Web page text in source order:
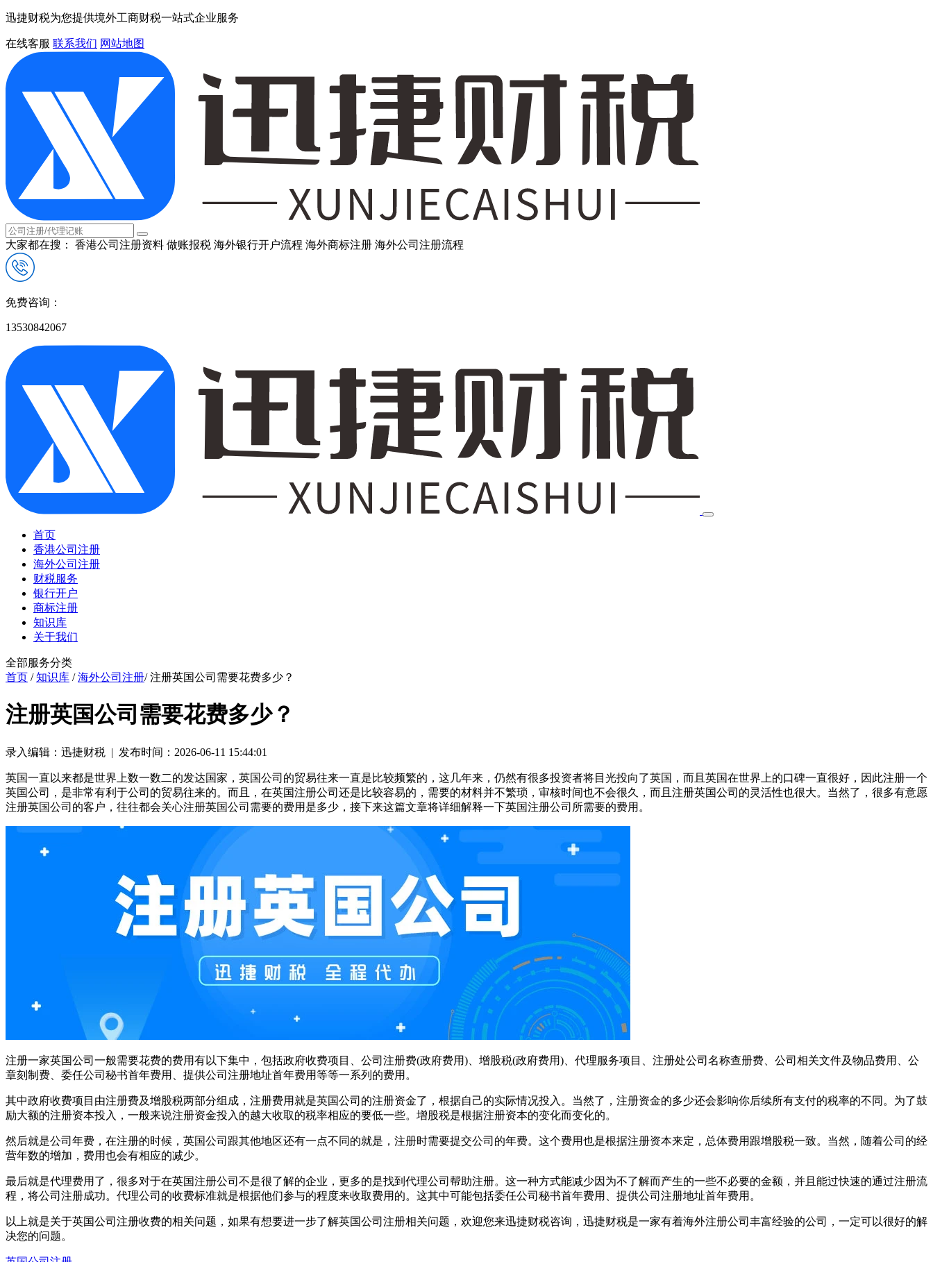
迅捷财税为您提供境外工商财税一站式企业服务
在线客服 联系我们 网站地图
大家都在搜： 香港公司注册资料 做账报税 海外银行开户流程 海外商标注册 海外公司注册流程
免费咨询：
13530842067
首页
香港公司注册
海外公司注册
财税服务
银行开户
商标注册
知识库
关于我们
全部服务分类
首页 /知识库 /海外公司注册/ 注册英国公司需要花费多少？
注册英国公司需要花费多少？
录入编辑：迅捷财税 | 发布时间：2026-06-11 15:44:01
英国一直以来都是世界上数一数二的发达国家，英国公司的贸易往来一直是比较频繁的，这几年来，仍然有很多投资者将目光投向了英国，而且英国在世界上的口碑一直很好，因此注册一个
英国公司，是非常有利于公司的贸易往来的。而且，在英国注册公司还是比较容易的，需要的材料并不繁琐，审核时间也不会很久，而且注册英国公司的灵活性也很大。当然了，很多有意愿
注册英国公司的客户，往往都会关心注册英国公司需要的费用是多少，接下来这篇文章将详细解释一下英国注册公司所需要的费用。
注册一家英国公司一般需要花费的费用有以下集中，包括政府收费项目、公司注册费(政府费用)、增股税(政府费用)、代理服务项目、注册处公司名称查册费、公司相关文件及物品费用、公
章刻制费、委任公司秘书首年费用、提供公司注册地址首年费用等等一系列的费用。
其中政府收费项目由注册费及增股税两部分组成，注册费用就是英国公司的注册资金了，根据自己的实际情况投入。当然了，注册资金的多少还会影响你后续所有支付的税率的不同。为了鼓
励大额的注册资本投入，一般来说注册资金投入的越大收取的税率相应的要低一些。增股税是根据注册资本的变化而变化的。
然后就是公司年费，在注册的时候，英国公司跟其他地区还有一点不同的就是，注册时需要提交公司的年费。这个费用也是根据注册资本来定，总体费用跟增股税一致。当然，随着公司的经
营年数的增加，费用也会有相应的减少。
最后就是代理费用了，很多对于在英国注册公司不是很了解的企业，更多的是找到代理公司帮助注册。这一种方式能减少因为不了解而产生的一些不必要的金额，并且能过快速的通过注册流
程，将公司注册成功。代理公司的收费标准就是根据他们参与的程度来收取费用的。这其中可能包括委任公司秘书首年费用、提供公司注册地址首年费用。
以上就是关于英国公司注册收费的相关问题，如果有想要进一步了解英国公司注册相关问题，欢迎您来迅捷财税咨询，迅捷财税是一家有着海外注册公司丰富经验的公司，一定可以很好的解
决您的问题。